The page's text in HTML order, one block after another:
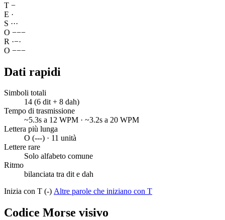
T −
E ·
S ···
O −−−
R ·−·
O −−−
Dati rapidi
Simboli totali
14 (6 dit + 8 dah)
Tempo di trasmissione
~5.3s a 12 WPM · ~3.2s a 20 WPM
Lettera più lunga
O (---) · 11 unità
Lettere rare
Solo alfabeto comune
Ritmo
bilanciata tra dit e dah
Inizia con T (-) Altre parole che iniziano con T
Codice Morse visivo